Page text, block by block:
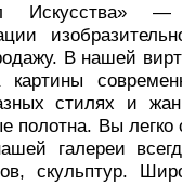
Искусства» —
В нашей
стилях и
полотна. Вы
галереи
скульптур.